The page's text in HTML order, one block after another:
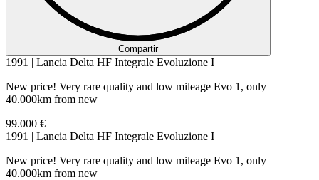
Compartir
1991 | Lancia Delta HF Integrale Evoluzione I
New price! Very rare quality and low mileage Evo 1, only
40.000km from new
99.000 €
1991 | Lancia Delta HF Integrale Evoluzione I
New price! Very rare quality and low mileage Evo 1, only
40.000km from new